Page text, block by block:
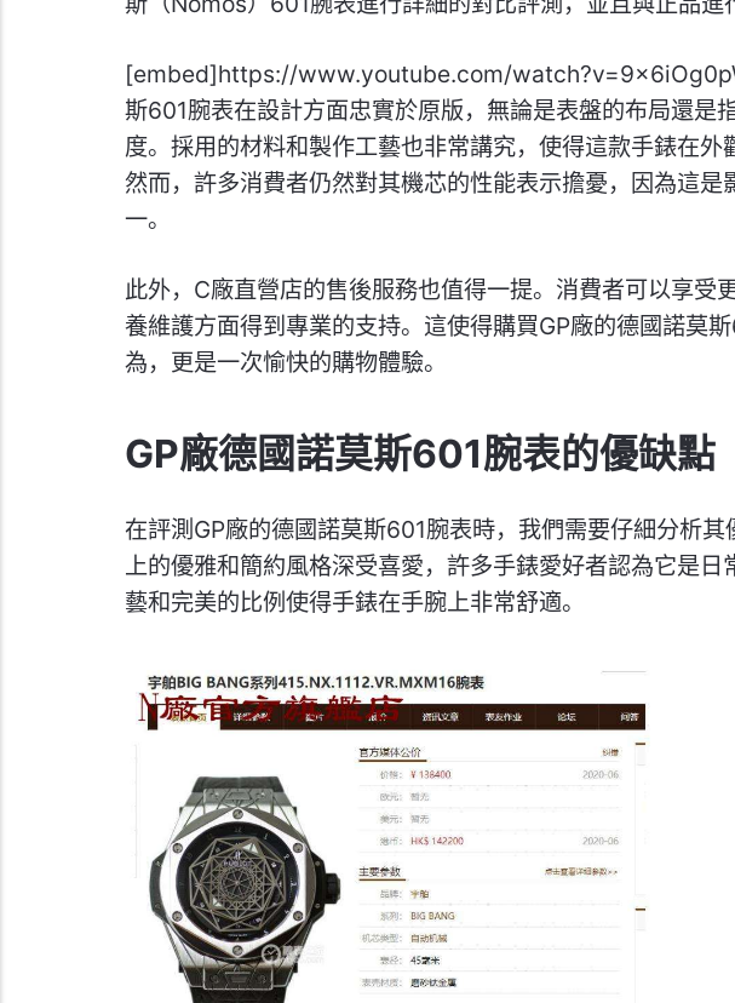
[embed]https://www.youtube.com/
斯601腕表在設計方面忠實於原版，無論是表盤的布局還是
度。採用的材料和製作工藝也非常講究，使得這款手錶在外
然而，許多消費者仍然對其機芯的性能表示擔憂，因為這是
一。
此外，C廠直營店的售後服務也值得一提。消費者可以享受
養維護方面得到專業的支持。這使得購買GP廠的德國諾莫
為，更是一次愉快的購物體驗。
GP廠德國諾莫斯601腕表的優缺點
在評測GP廠的德國諾莫斯601腕表時，我們需要仔細分析
上的優雅和簡約風格深受喜愛，許多手錶愛好者認為它是
藝和完美的比例使得手錶在手腕上非常舒適。